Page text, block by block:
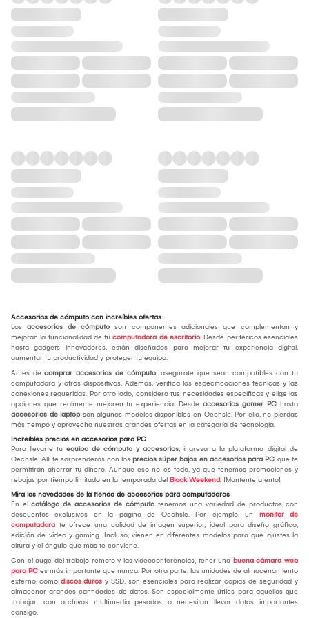
Accesorios de cómputo con increíbles ofertas
Los accesorios de cómputo son componentes adicionales que complementan y
mejoran la funcionalidad de tu computadora de escritorio. Desde periféricos esenciales
hasta gadgets innovadores, están diseñados para mejorar tu experiencia digital,
aumentar tu productividad y proteger tu equipo.
Antes de comprar accesorios de cómputo, asegúrate que sean compatibles con tu
computadora y otros dispositivos. Además, verifica las especificaciones técnicas y las
conexiones requeridas. Por otro lado, considera tus necesidades específicas y elige las
opciones que realmente mejoren tu experiencia. Desde accesorios gamer PC hasta
accesorios de laptopson algunos modelos disponibles en Oechsle. Por ello, no pierdas
más tiempo y aprovecha nuestras grandes ofertas en la categoría de tecnología.
Increíbles precios en accesorios para PC
Para llevarte tu equipo de cómputo y accesorios, ingresa a la plataforma digital de
Oechsle. Allí te sorprenderás con los precios súper bajos en accesorios para PC que te
permitirán ahorrar tu dinero. Aunque eso no es todo, ya que tenemos promociones y
rebajas por tiempo limitado en la temporada del Black Weekend. ¡Mantente atento!
Mira las novedades de la tienda de accesorios para computadoras
En el catálogo de accesorios de cómputo tenemos una variedad de productos con
descuentos exclusivos en la página de Oechsle. Por ejemplo, un monitor de
computadora te ofrece una calidad de imagen superior, ideal para diseño gráfico,
edición de video y gaming. Incluso, vienen en diferentes modelos para que ajustes la
altura y el ángulo que más te conviene.
Con el auge del trabajo remoto y las videoconferencias, tener una buena cámara web
para PC es más importante que nunca. Por otra parte, las unidades de almacenamiento
externo, como discos duros y SSD, son esenciales para realizar copias de seguridad y
almacenar grandes cantidades de datos. Son especialmente útiles para aquellos que
trabajan con archivos multimedia pesados o necesitan llevar datos importantes
consigo.